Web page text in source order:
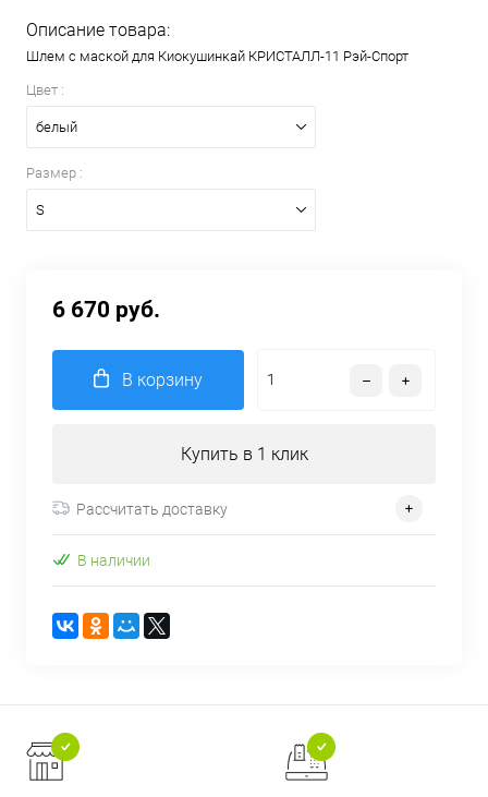
Описание товара:
Шлем с маской для Киокушинкай КРИСТАЛЛ-11 Рэй-Спорт
Цвет :
белый
Размер :
S
6 670 руб.
В корзину
Купить в 1 клик
Рассчитать доставку
В наличии